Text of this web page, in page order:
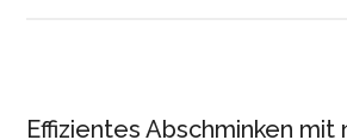
Effizientes Abschminken mit